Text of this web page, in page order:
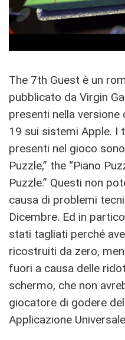
The 7th Guest è un
pubblicato da Virgin
presenti nella versione
19 sui sistemi Apple. I
presenti nel gioco
Puzzle,” the “Piano
Puzzle.” Questi non
causa di problemi
Dicembre. Ed in
stati tagliati perché
ricostruiti da zero,
fuori a causa delle
schermo, che non
giocatore di godere
Applicazione